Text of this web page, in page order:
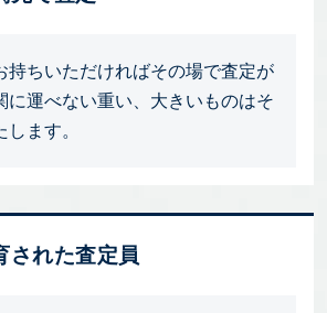
持ちいただければその場で査定が
に運べない重い、大きいものはそ
ます。
された査定員